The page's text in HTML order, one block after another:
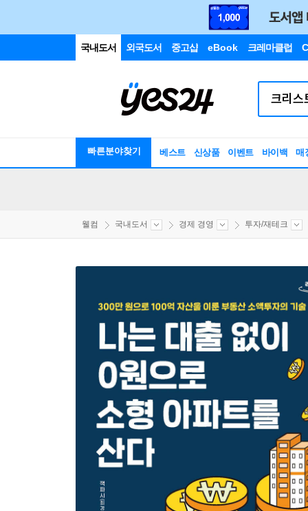
국내도서 외국도서 중고샵 eBook 크레마클럽
빠른분야찾기 베스트 신상품 이벤트 바이백 매
웰컴 국내도서 경제 경영 투자/재테크